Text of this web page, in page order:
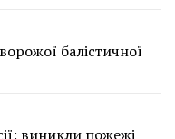
балістичної
виникли пожежі